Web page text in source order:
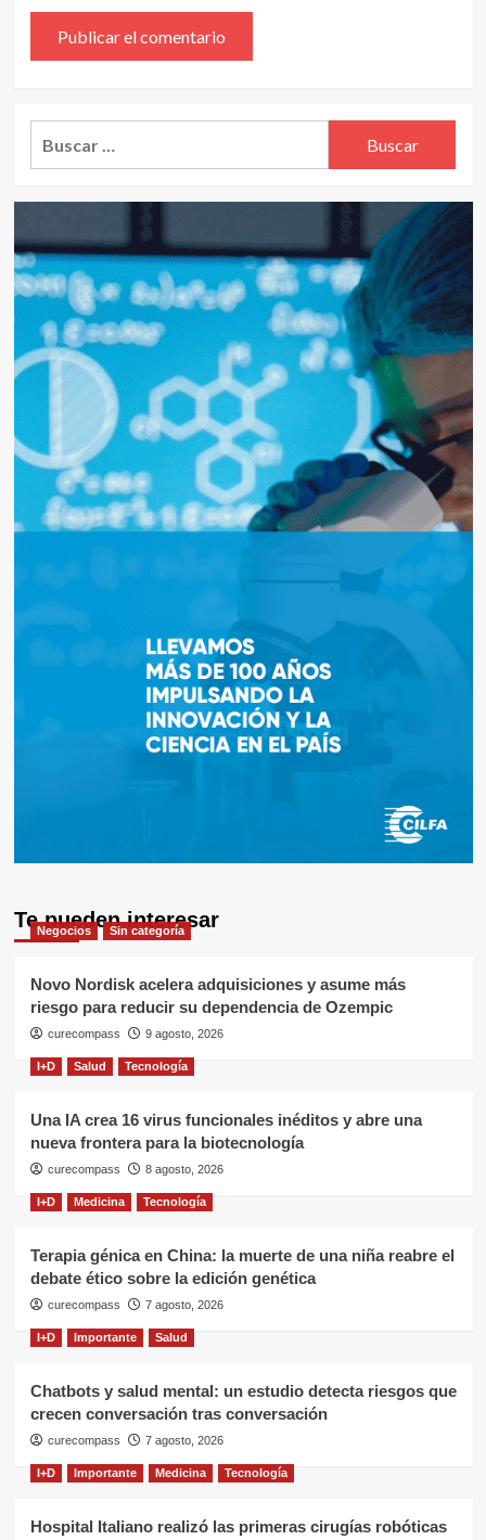
Te pueden interesar
Negocios Sin categoría
Novo Nordisk acelera adquisiciones y asume más
riesgo para reducir su dependencia de Ozempic
curecompass 9 agosto, 2026
I+D Salud Tecnología
Una IA crea 16 virus funcionales inéditos y abre una
nueva frontera para la biotecnología
curecompass 8 agosto, 2026
I+D Medicina Tecnología
Terapia génica en China: la muerte de una niña reabre el
debate ético sobre la edición genética
curecompass 7 agosto, 2026
I+D Importante Salud
Chatbots y salud mental: un estudio detecta riesgos que
crecen conversación tras conversación
curecompass 7 agosto, 2026
I+D Importante Medicina Tecnología
Hospital Italiano realizó las primeras cirugías robóticas